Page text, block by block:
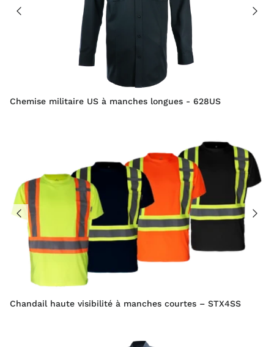
Chemise militaire US à manches longues - 628US
Chandail haute visibilité à manches courtes – STX4SS